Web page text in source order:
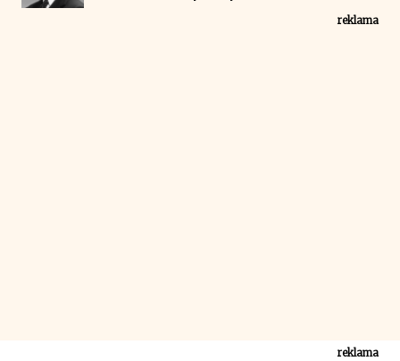
reklama
reklama